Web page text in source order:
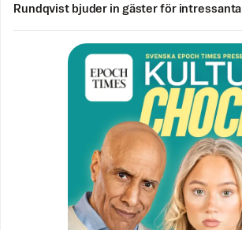
Rundqvist bjuder in gäster för